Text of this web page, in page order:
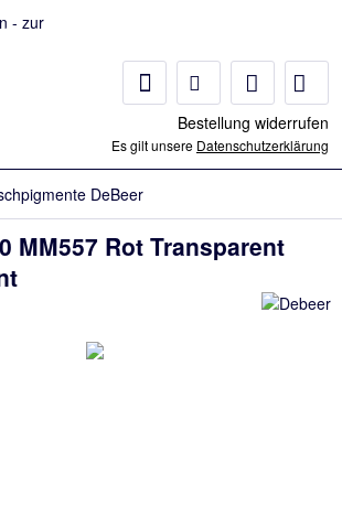
Bestellung widerrufen
Es gilt unsere Datenschutzerklärung
DeBeer
MM557 Rot Transparent